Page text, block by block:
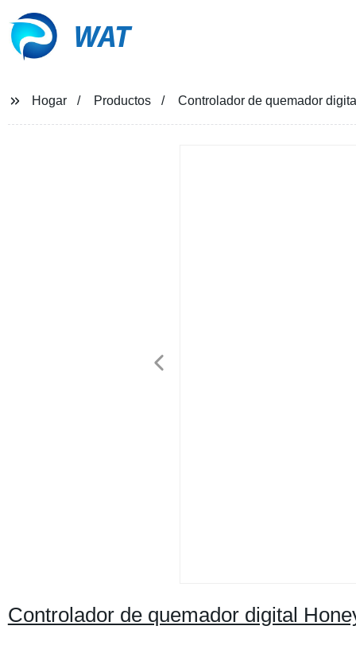
WAT
Hogar Productos Controlador de quemador
Controlador de quemador digital